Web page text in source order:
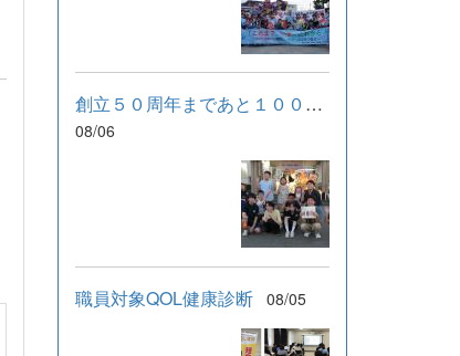
創立５０周年まであと１００日！
08/06
職員対象QOL健康診断 08/05